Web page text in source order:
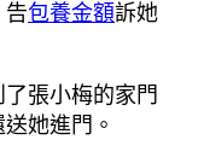
告包養金額訴她
了張小梅的家門
她進門。